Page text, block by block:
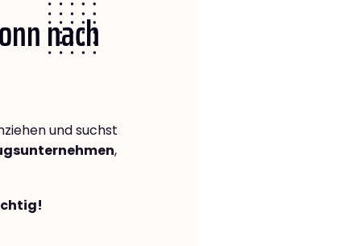
nach
und suchst
,